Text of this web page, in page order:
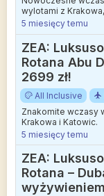
wylotami z
5 miesięcy temu
ZEA:
Rotana Abu
2699 zł!
All Inclusive
Znakomite wczasy
Krakowa i Katowic.
5 miesięcy temu
ZEA:
Rotana –